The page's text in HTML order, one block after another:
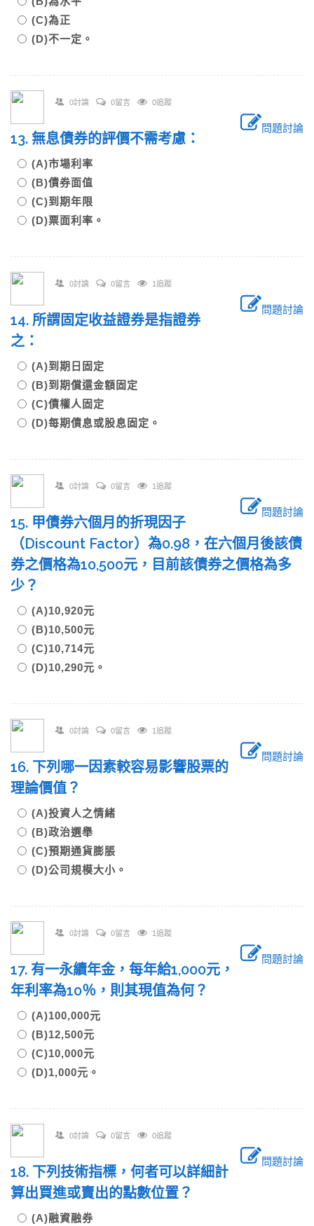
(C)為正
(D)不一定。
0討論 0留言 0追蹤
問題討論
13. 無息債券的評價不需考慮：
(A)市場利率
(B)債券面值
(C)到期年限
(D)票面利率。
0討論 0留言 1追蹤
問題討論
14. 所謂固定收益證券是指證券
之：
(A)到期日固定
(B)到期償還金額固定
(C)債權人固定
(D)每期債息或股息固定。
0討論 0留言 1追蹤
問題討論
15. 甲債券六個月的折現因子
（Discount Factor）為0.98，在六個月後該債
券之價格為10,500元，目前該債券之價格為多
少？
(A)10,920元
(B)10,500元
(C)10,714元
(D)10,290元。
0討論 0留言 1追蹤
問題討論
16. 下列哪一因素較容易影響股票的
理論價值？
(A)投資人之情緒
(B)政治選舉
(C)預期通貨膨脹
(D)公司規模大小。
0討論 0留言 1追蹤
問題討論
17. 有一永續年金，每年給1,000元，
年利率為10％，則其現值為何？
(A)100,000元
(B)12,500元
(C)10,000元
(D)1,000元。
0討論 0留言 0追蹤
問題討論
18. 下列技術指標，何者可以詳細計
算出買進或賣出的點數位置？
(A)融資融券